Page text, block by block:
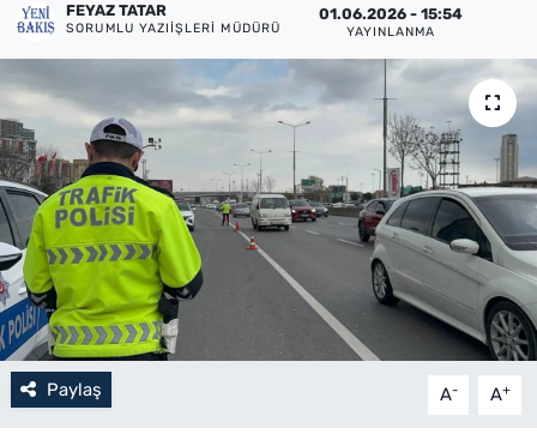
FEYAZ TATAR
SORUMLU YAZIIŞLERI MÜDÜRÜ
01.06.2026 - 15:54
YAYINLANMA
Paylaş A- A+